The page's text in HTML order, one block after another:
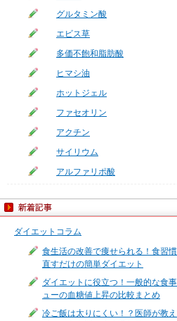
グルタミン酸
エビス草
多価不飽和脂肪酸
ヒマシ油
ホットジェル
ファセオリン
アクチン
サイリウム
アルファリポ酸
ダイエットコラム
食生活の改善で痩せられる！食習
直すだけの簡単ダイエット
ダイエットに役立つ！一般的な食
ューの血糖値上昇の比較まとめ
冷ご飯は太りにくい！？医師が教